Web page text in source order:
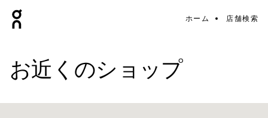
ホーム 店舗検索
お近くのショップ